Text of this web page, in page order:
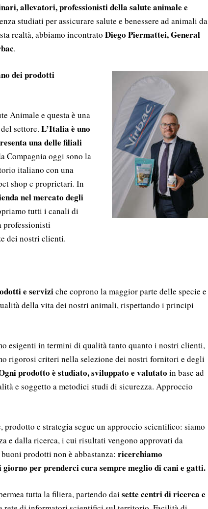
allevatori, professionisti della salute animale e
studiati per assicurare salute e benessere ad animali da
realtà, abbiamo incontrato Diego Piermattei, General
.
dei prodotti
Animale e questa è una
settore. L’Italia è uno
una delle filiali
Compagnia oggi sono la
italiano con una
shop e proprietari. In
nel mercato degli
tutti i canali di
professionisti
dei nostri clienti.
e serviziche coprono la maggior parte delle specie e
della vita dei nostri animali, rispettando i principi
esigenti in termini di qualità tanto quanto i nostri clienti,
rigorosi criteri nella selezione dei nostri fornitori e degli
prodotto è studiato, sviluppato e valutato in base ad
e soggetto a metodici studi di sicurezza. Approccio
prodotto e strategia segue un approccio scientifico: siamo
e dalla ricerca, i cui risultati vengono approvati da
prodotti non è abbastanza: ricerchiamo
giorno per prenderci cura sempre meglio di cani e gatti.
tutta la filiera, partendo dai sette centri di ricerca e